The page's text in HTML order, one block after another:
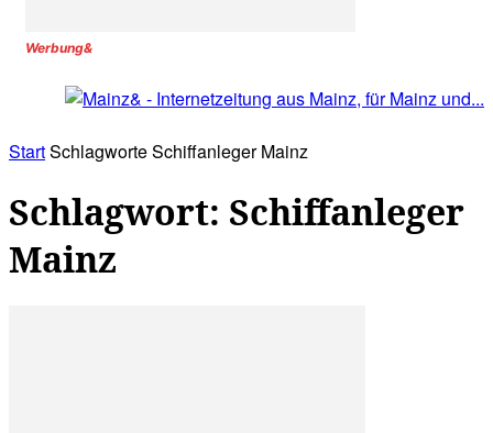
Werbung&
StartSchlagworteSchiffanleger Mainz
Schlagwort: Schiffanleger
Mainz